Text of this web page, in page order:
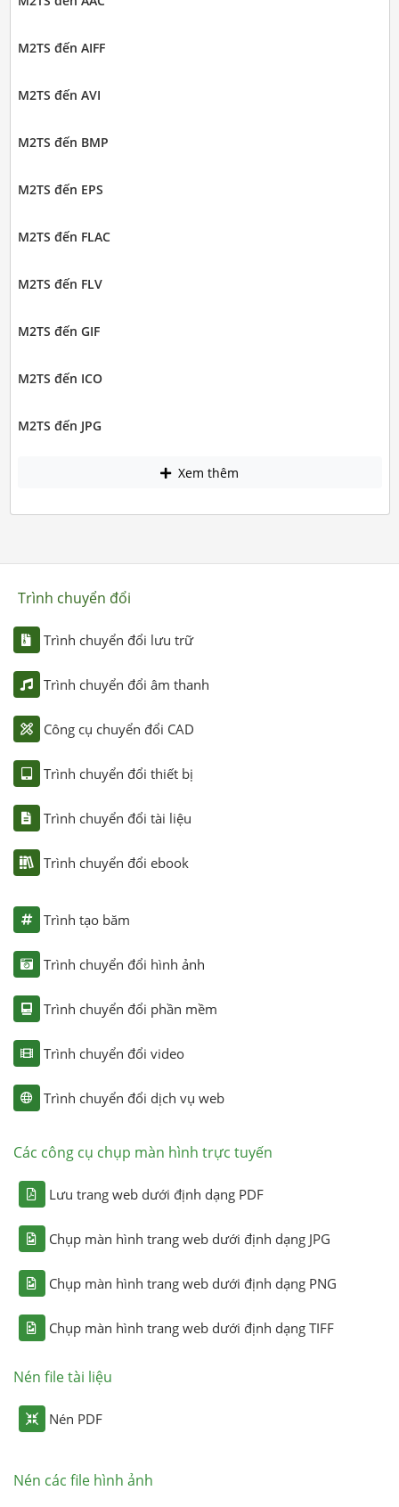
M2TS đến AIFF
M2TS đến AVI
M2TS đến BMP
M2TS đến EPS
M2TS đến FLAC
M2TS đến FLV
M2TS đến GIF
M2TS đến ICO
M2TS đến JPG
Xem thêm
Trình chuyển đổi
Trình chuyển đổi lưu trữ
Trình chuyển đổi âm thanh
Công cụ chuyển đổi CAD
Trình chuyển đổi thiết bị
Trình chuyển đổi tài liệu
Trình chuyển đổi ebook
Trình tạo băm
Trình chuyển đổi hình ảnh
Trình chuyển đổi phần mềm
Trình chuyển đổi video
Trình chuyển đổi dịch vụ web
Các công cụ chụp màn hình trực tuyến
Lưu trang web dưới định dạng PDF
Chụp màn hình trang web dưới định dạng JPG
Chụp màn hình trang web dưới định dạng PNG
Chụp màn hình trang web dưới định dạng TIFF
Nén file tài liệu
Nén PDF
Nén các file hình ảnh